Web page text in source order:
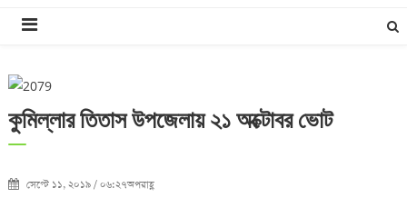
কুমিল্লার তিতাস উপজেলায় ২১ অক্টোবর ভোট
সেপ্টে ১১, ২০১৯ / ০৬:২৭অপরাহ্ণ